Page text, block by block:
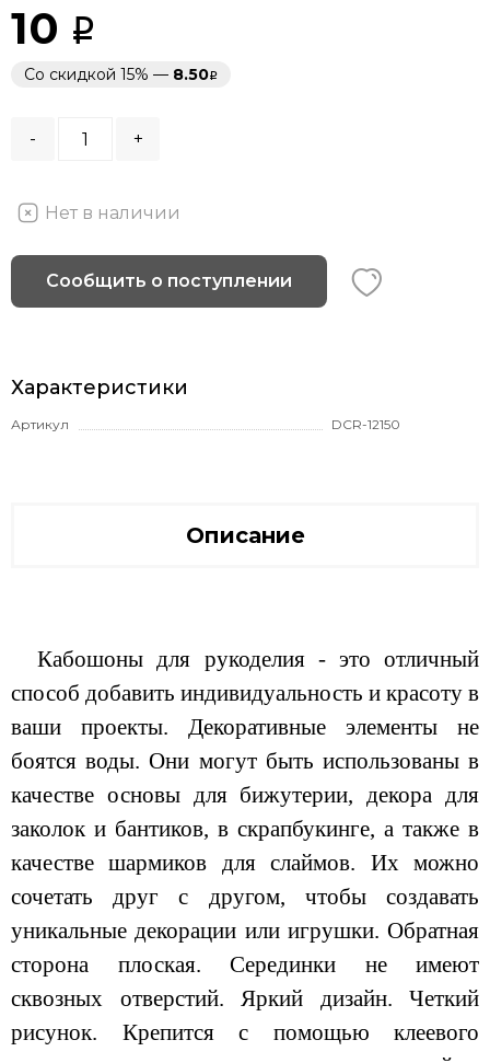
10
Со скидкой 15% — 8.50
- +
Нет в наличии
Сообщить о поступлении
Характеристики
Артикул DCR-12150
Описание
Кабошоны для рукоделия - это отличный
способ добавить индивидуальность и красоту в
ваши проекты. Декоративные элементы не
боятся воды. Они могут быть использованы в
качестве основы для бижутерии, декора для
заколок и бантиков, в скрапбукинге, а также в
качестве шармиков для слаймов. Их можно
сочетать друг с другом, чтобы создавать
уникальные декорации или игрушки. Обратная
сторона плоская. Серединки не имеют
сквозных отверстий. Яркий дизайн. Четкий
рисунок. Крепится с помощью клеевого